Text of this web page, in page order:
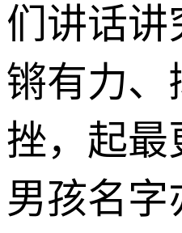
们讲话讲
锵有力、
挫，起最
男孩名字